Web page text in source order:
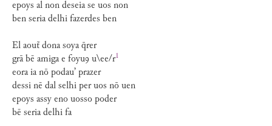
epoys al non deseia se uos non
ben seria delhi fazerdes ben
El aout̃ dona soya q̄rer
grā bē amiga e foyuꝯ u\ee/r1
eora ia nō podauʼ prazer
dessi nē dal selhi per uos nō uen
epoys assy eno uosso poder
bē seria delhi fa